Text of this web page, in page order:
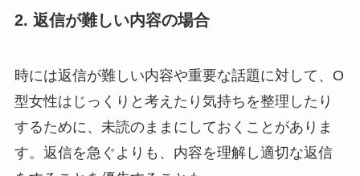
2. 返信が難しい内容の場合
時には返信が難しい内容や重要な話題に対して、O
型女性はじっくりと考えたり気持ちを整理したり
するために、未読のままにしておくことがありま
す。返信を急ぐよりも、内容を理解し適切な返信